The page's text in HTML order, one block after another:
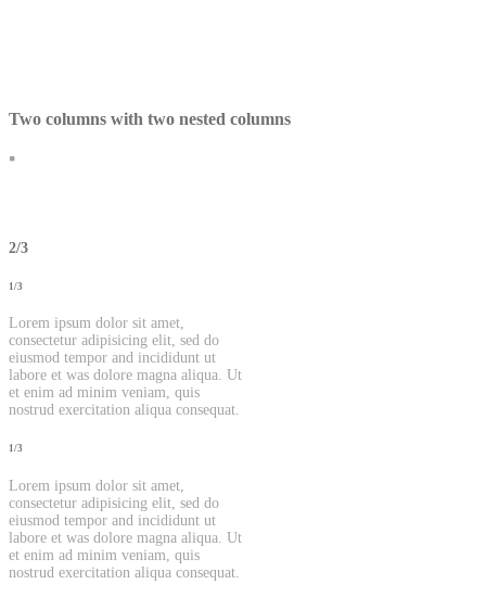
Two columns with two nested columns
2/3
1/3
Lorem ipsum dolor sit amet,
consectetur adipisicing elit, sed do
eiusmod tempor and incididunt ut
labore et was dolore magna aliqua. Ut
et enim ad minim veniam, quis
nostrud exercitation aliqua consequat.
1/3
Lorem ipsum dolor sit amet,
consectetur adipisicing elit, sed do
eiusmod tempor and incididunt ut
labore et was dolore magna aliqua. Ut
et enim ad minim veniam, quis
nostrud exercitation aliqua consequat.